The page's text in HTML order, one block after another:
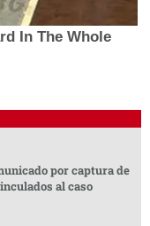
In The Whole
por captura de
al caso